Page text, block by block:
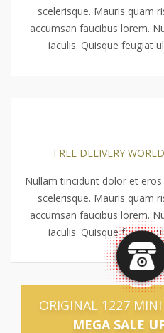
scelerisque. Mauris quam
accumsan faucibus lorem.
iaculis. Quisque feugiat
FREE DELIVERY
Nullam tincidunt dolor et
scelerisque. Mauris quam
accumsan faucibus lorem.
iaculis. Quisque feugiat
ORIGINAL 1227
MEGA SALE